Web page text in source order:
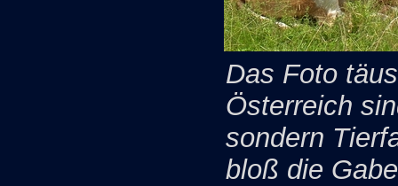
Das Foto
Österreich
sondern
bloß die